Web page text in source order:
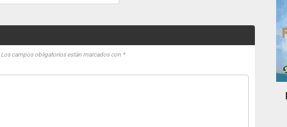
Los campos obligatorios están marcados con *